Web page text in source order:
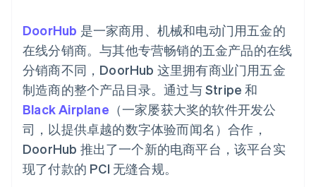
Authorization
Boost
支付成功率优
化
Link
加速结账
会计自动化
Stripe Sigma
自定义报告
Data Pipeline
数据同步
更多
Product roadmap
了解未来规划
资金管理
平台
SaaS
按行业
AI 企业
创作者经济
游戏
酒店、旅游与休闲
通过智能体配置和管理服
务
资源
应用集成
代码示例
开发者博客
API 状态
产品路线图
Sessions 年度大会
招聘
资讯中心
Stripe Press
联系
联系销售
DoorHub 是一家商用、机械和电动门用五金的
在线分销商。与其他专营畅销的五金产品的在线
分销商不同，DoorHub 这里拥有商业门用五金
制造商的整个产品目录。通过与 Stripe 和
Black Airplane （一家屡获大奖的软件开发公
司，以提供卓越的数字体验而闻名）合作，
DoorHub 推出了一个新的电商平台，该平台实
现了付款的 PCI 无缝合规。